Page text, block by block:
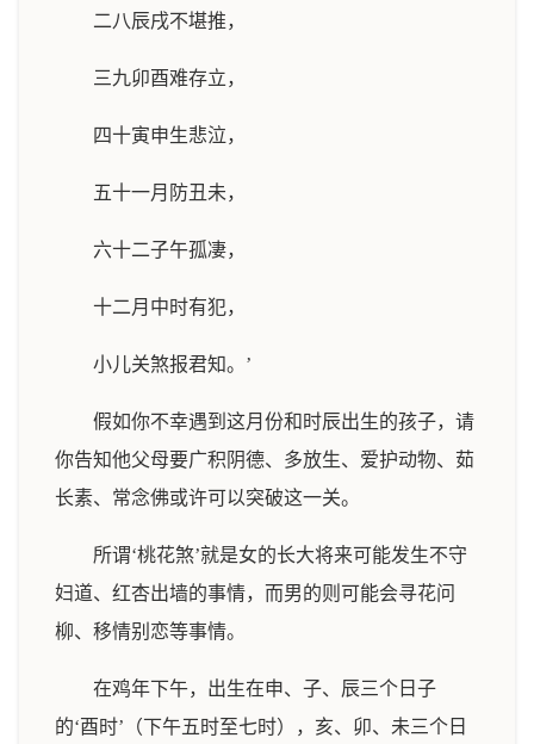
二八辰戌不堪推，
三九卯酉难存立，
四十寅申生悲泣，
五十一月防丑未，
六十二子午孤凄，
十二月中时有犯，
小儿关煞报君知。’
假如你不幸遇到这月份和时辰出生的孩子，请
你告知他父母要广积阴德、多放生、爱护动物、茹
长素、常念佛或许可以突破这一关。
所谓‘桃花煞’就是女的长大将来可能发生不守
妇道、红杏出墙的事情，而男的则可能会寻花问
柳、移情别恋等事情。
在鸡年下午，出生在申、子、辰三个日子
的‘酉时’（下午五时至七时），亥、卯、未三个日